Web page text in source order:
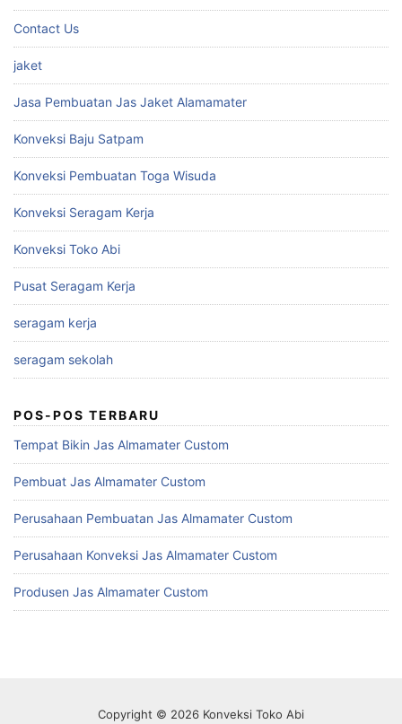
Contact Us
jaket
Jasa Pembuatan Jas Jaket Alamamater
Konveksi Baju Satpam
Konveksi Pembuatan Toga Wisuda
Konveksi Seragam Kerja
Konveksi Toko Abi
Pusat Seragam Kerja
seragam kerja
seragam sekolah
POS-POS TERBARU
Tempat Bikin Jas Almamater Custom
Pembuat Jas Almamater Custom
Perusahaan Pembuatan Jas Almamater Custom
Perusahaan Konveksi Jas Almamater Custom
Produsen Jas Almamater Custom
Copyright © 2026 Konveksi Toko Abi